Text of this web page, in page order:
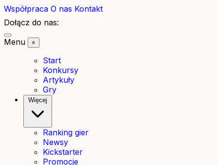
Współpraca O nas Kontakt
Dołącz do nas:
Menu
×
Start
Konkursy
Artykuły
Gry
Więcej
Ranking gier
Newsy
Kickstarter
Promocje